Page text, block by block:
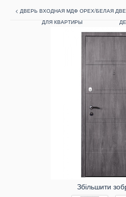
< ДВЕРЬ ВХОДНАЯ МДФ ОРЕХ/БЕЛАЯ
ДЛЯ КВАРТИРЫ
Збільшити